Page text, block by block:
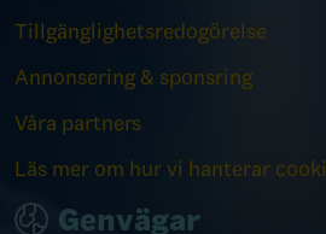
Tillgänglighetsredogörelse
Annonsering & sponsring
Våra partners
Läs mer om hur vi hanterar
Genvägar